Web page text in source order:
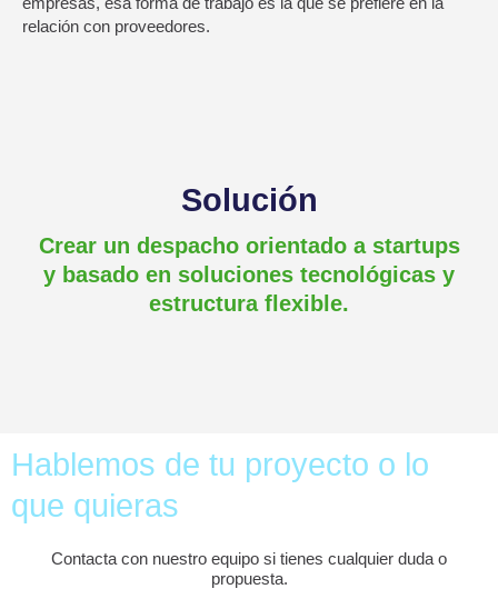
empresas, esa forma de trabajo es la que se prefiere en la
relación con proveedores.
Solución
Crear un despacho orientado a startups
y basado en soluciones tecnológicas y
estructura flexible.
Hablemos de tu proyecto o lo
que quieras
Contacta con nuestro equipo si tienes cualquier duda o
propuesta.